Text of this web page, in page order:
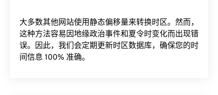
大多数其他网站使用静态偏移量来转换时区。然而，
这种方法容易因地缘政治事件和夏令时变化而出现错
误。因此，我们会定期更新时区数据库，确保您的时
间信息 100% 准确。